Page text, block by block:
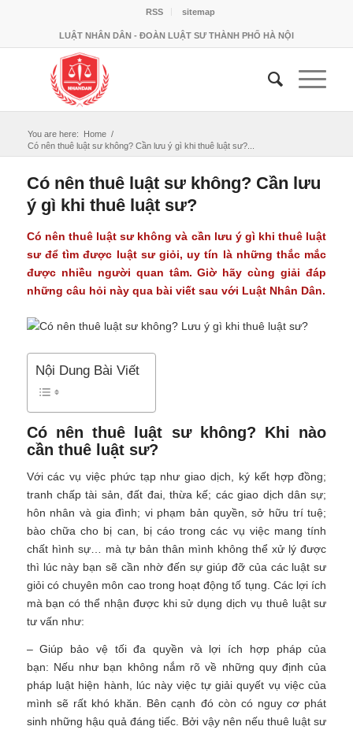
RSS sitemap
LUẬT NHÂN DÂN - ĐOÀN LUẬT SƯ THÀNH PHỐ HÀ NỘI
You are here: Home /
Có nên thuê luật sư không? Cần lưu ý gì khi thuê luật sư?...
Có nên thuê luật sư không? Cần lưu
ý gì khi thuê luật sư?
Có nên thuê luật sư không và cần lưu ý gì khi thuê luật
sư để tìm được luật sư giỏi, uy tín là những thắc mắc
được nhiều người quan tâm. Giờ hãy cùng giải đáp
những câu hỏi này qua bài viết sau với Luật Nhân Dân.
Nội Dung Bài Viết
Có nên thuê luật sư không? Khi nào
cần thuê luật sư?
Với các vụ việc phức tạp như giao dịch, ký kết hợp đồng;
tranh chấp tài sản, đất đai, thừa kế; các giao dịch dân sự;
hôn nhân và gia đình; vi phạm bản quyền, sở hữu trí tuệ;
bào chữa cho bị can, bị cáo trong các vụ việc mang tính
chất hình sự… mà tự bản thân mình không thể xử lý được
thì lúc này bạn sẽ cần nhờ đến sự giúp đỡ của các luật sư
giỏi có chuyên môn cao trong hoạt động tố tụng. Các lợi ích
mà bạn có thể nhận được khi sử dụng dịch vụ thuê luật sư
tư vấn như:
– Giúp bảo vệ tối đa quyền và lợi ích hợp pháp của
bạn: Nếu như bạn không nắm rõ về những quy định của
pháp luật hiện hành, lúc này việc tự giải quyết vụ việc của
mình sẽ rất khó khăn. Bên cạnh đó còn có nguy cơ phát
sinh những hậu quả đáng tiếc. Bởi vậy nên nếu thuê luật sư